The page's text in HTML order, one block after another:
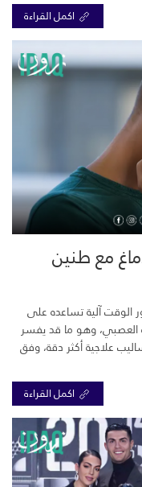
اكمل القراءة
مع طنين
الوقت آلية تساعده على
العصبي، وهو ما قد يفسر
علاجية أكثر دقة، وفق
اكمل القراءة